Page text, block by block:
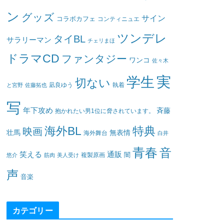
ン グッズ コラボカフェ コンティニュエ サイン
サラリーマン タイBL チェリまほ ツンデレ
ドラマCD ファンタジー ワンコ 佐々木
と宮野 佐藤拓也 凪良ゆう 切ない 執着 学生 実
写 年下攻め 抱かれたい男1位に脅されています。 斉藤
壮馬 映画海外BL 海外舞台 無表情 特典 白井
悠介 笑える 筋肉 美人受け 複製原画 通販 闇 青春音
声 音楽
カテゴリー